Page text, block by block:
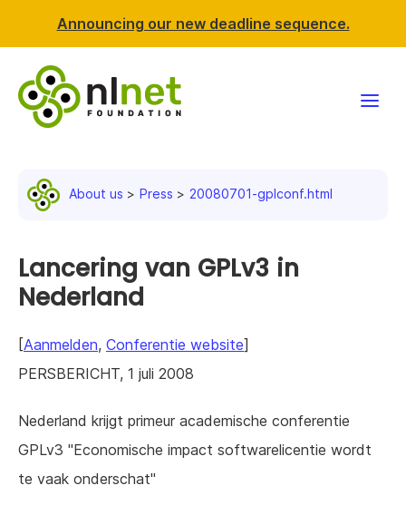
Announcing our new deadline sequence.
News & events
Support NLnet
About us Press 20080701-gplconf.html
Lancering van GPLv3 in
Nederland
[Aanmelden, Conferentie website]
PERSBERICHT, 1 juli 2008
Nederland krijgt primeur academische conferentie
GPLv3 "Economische impact softwarelicentie wordt
te vaak onderschat"